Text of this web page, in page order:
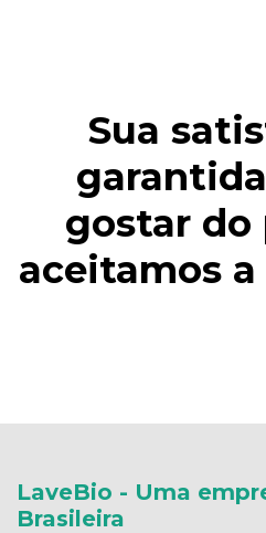
Sua
gostar do
aceitamos
LaveBio - Uma
Brasileira